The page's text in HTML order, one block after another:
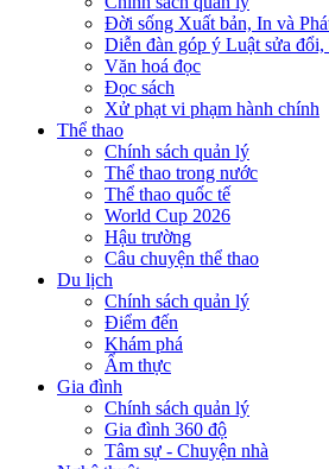
Đời sống Xuất bản, In và
Diễn đàn góp ý Luật sửa
Văn hoá đọc
Đọc sách
Xử phạt vi phạm hành chính
Thể thao
Chính sách quản lý
Thể thao trong nước
Thể thao quốc tế
World Cup 2026
Hậu trường
Câu chuyện thể thao
Du lịch
Chính sách quản lý
Điểm đến
Khám phá
Ẩm thực
Gia đình
Chính sách quản lý
Gia đình 360 độ
Tâm sự - Chuyện nhà